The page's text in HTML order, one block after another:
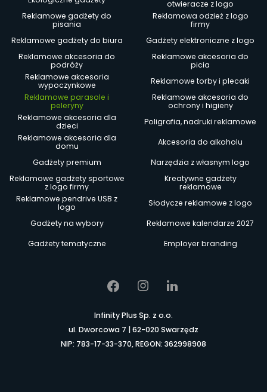
otwieracze z logo
Reklamowe gadżety do
pisania
Reklamowa odzież z logo
firmy
Reklamowe gadżety do biura
Gadżety elektroniczne z logo
Reklamowe akcesoria do
podróży
Reklamowe akcesoria do
picia
Reklamowe akcesoria
wypoczynkowe
Reklamowe torby i plecaki
Reklamowe parasole i
peleryny
Reklamowe akcesoria do
ochrony i higieny
Reklamowe akcesoria dla
dzieci
Poligrafia, nadruki reklamowe
Reklamowe akcesoria dla
domu
Akcesoria do alkoholu
Gadżety premium
Narzędzia z własnym logo
Reklamowe gadżety sportowe
z logo firmy
Kreatywne gadżety
reklamowe
Reklamowe pendrive USB z
logo
Słodycze reklamowe z logo
Gadżety na wybory
Reklamowe kalendarze 2027
Gadżety tematyczne
Employer branding
Infinity Plus Sp. z o.o.
ul. Dworcowa 7 | 62-020 Swarzędz
NIP: 783-17-33-370, REGON: 362998908